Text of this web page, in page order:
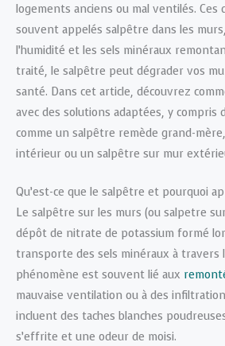
logements anciens ou mal ventilés. Ces
souvent appelés salpêtre dans les
l’humidité et les sels minéraux
traité, le salpêtre peut dégrader vos
santé. Dans cet article, découvrez
avec des solutions adaptées, y compris
comme un salpêtre remède grand-
intérieur ou un salpêtre sur mur
Qu’est-ce que le salpêtre et pourquoi
Le salpêtre sur les murs (ou salpetre
dépôt de nitrate de potassium formé
transporte des sels minéraux à travers
phénomène est souvent lié aux
mauvaise ventilation ou à des
incluent des taches blanches
s’effrite et une odeur de moisi.